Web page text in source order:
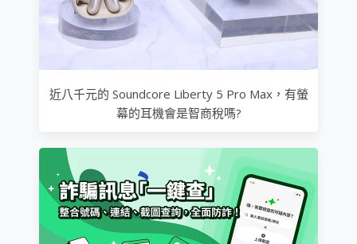
近八千元的 Soundcore Liberty 5 Pro Max，有螢
幕的耳機會是智商稅嗎?